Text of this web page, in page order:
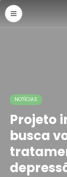
NOTÍCIAS
Projeto
busca